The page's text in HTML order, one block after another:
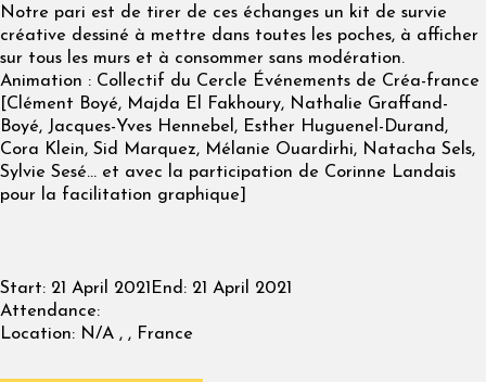
Notre pari est de tirer de ces échanges un kit de survie
créative dessiné à mettre dans toutes les poches, à afficher
sur tous les murs et à consommer sans modération.
Animation : Collectif du Cercle Événements de Créa-france
[Clément Boyé, Majda El Fakhoury, Nathalie Graffand-
Boyé, Jacques-Yves Hennebel, Esther Huguenel-Durand,
Cora Klein, Sid Marquez, Mélanie Ouardirhi, Natacha Sels,
Sylvie Sesé… et avec la participation de Corinne Landais
pour la facilitation graphique]
Start: 21 April 2021 End: 21 April 2021
Attendance:
Location: N/A , , France